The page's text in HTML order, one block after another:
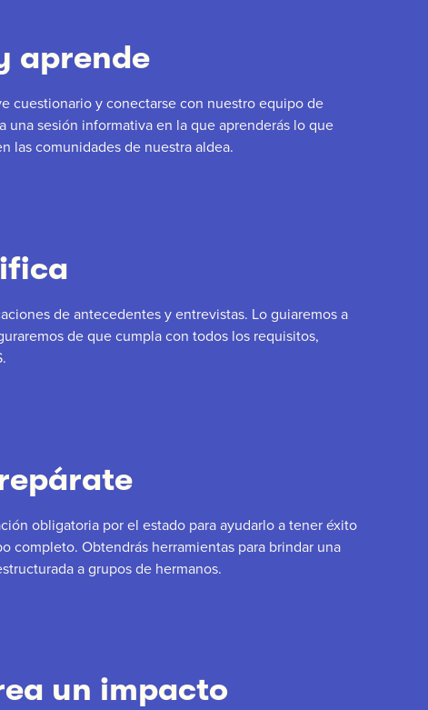
aprende
cuestionario y conectarse con nuestro equipo de
una sesión informativa en la que aprenderás lo que
las comunidades de nuestra aldea.
de antecedentes y entrevistas. Lo guiaremos a
de que cumpla con todos los requisitos,
obligatoria por el estado para ayudarlo a tener éxito
completo. Obtendrás herramientas para brindar una
a grupos de hermanos.
un impacto